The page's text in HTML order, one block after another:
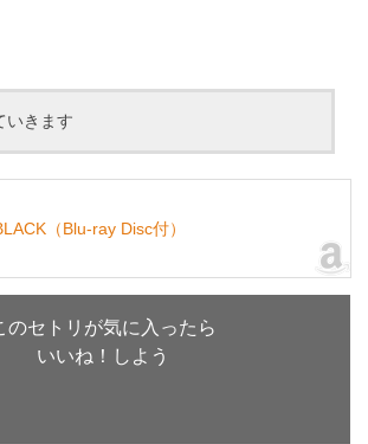
いきます
（Blu-ray Disc付）
のセトリが気に入ったら
いいね！しよう